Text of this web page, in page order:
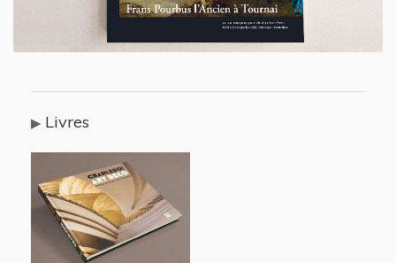
Livres